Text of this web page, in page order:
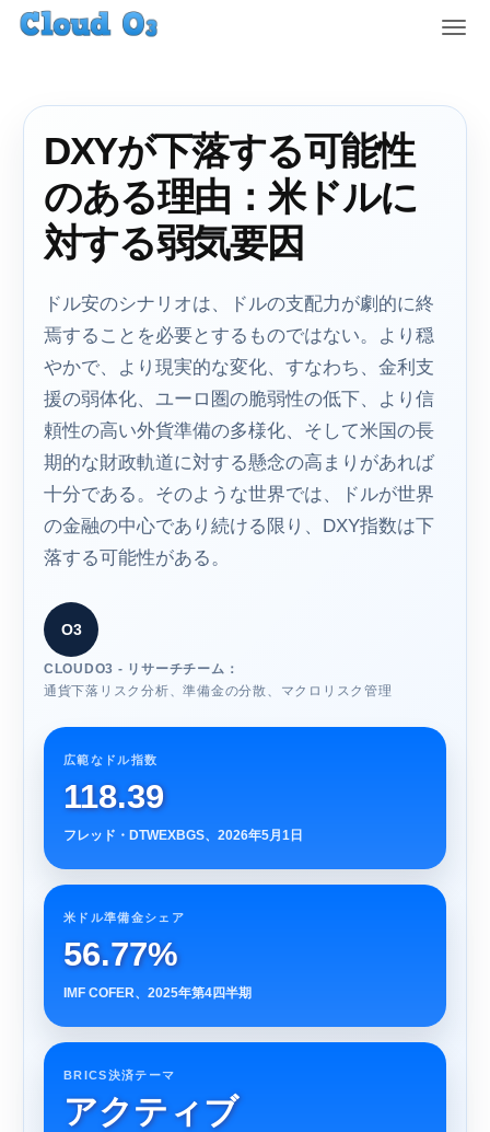
T
DXYが下落する可能性
のある理由：米ドルに
対する弱気要因
ドル安のシナリオは、ドルの支配力が劇的に終
焉することを必要とするものではない。より穏
やかで、より現実的な変化、すなわち、金利支
援の弱体化、ユーロ圏の脆弱性の低下、より信
頼性の高い外貨準備の多様化、そして米国の長
期的な財政軌道に対する懸念の高まりがあれば
十分である。そのような世界では、ドルが世界
の金融の中心であり続ける限り、DXY指数は下
落する可能性がある。
O3
CLOUDO3 - リサーチチーム：
通貨下落リスク分析、準備金の分散、マクロリスク管理
広範なドル指数
118.39
フレッド・DTWEXBGS、2026年5月1日
米ドル準備金シェア
56.77%
IMF COFER、2025年第4四半期
BRICS決済テーマ
アクティブ